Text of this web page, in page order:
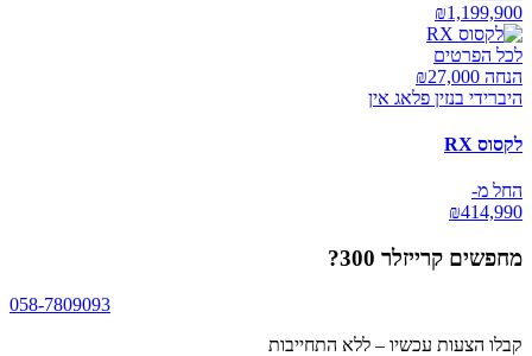
₪1,199,900
לכל הפרטים
הנחה ₪ 27,000
היברידי בנזין פלאג אין
לקסוס RX
החל מ-
₪414,990
מחפשים קרייזלר 300 ?
058-7809093
קבלו הצעות עכשיו – ללא התחייבות